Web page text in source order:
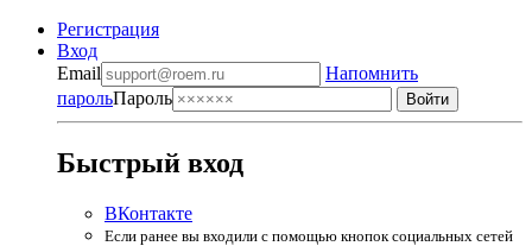
Регистрация
Вход
Email
Напомнить
парольПароль
Быстрый вход
ВКонтакте
Если ранее вы входили с помощью кнопок социальных сетей